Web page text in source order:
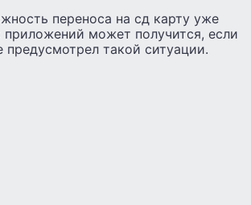
переноса на сд карту уже
приложений может получится, если
предусмотрел такой ситуации.